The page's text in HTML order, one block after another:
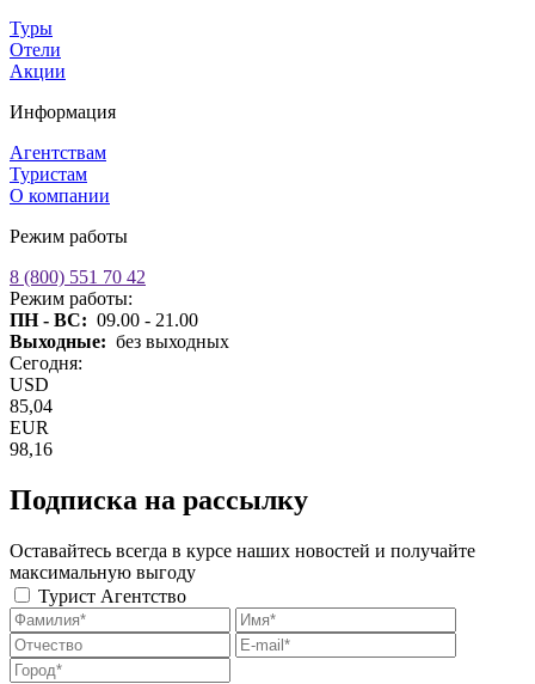
Туры
Отели
Акции
Информация
Агентствам
Туристам
О компании
Режим работы
8 (800) 551 70 42
Режим работы:
ПН - ВС: 09.00 - 21.00
Выходные: без выходных
Сегодня:
USD
85,04
EUR
98,16
Подписка на рассылку
Оставайтесь всегда в курсе наших новостей и получайте
максимальную выгоду
Турист Агентство